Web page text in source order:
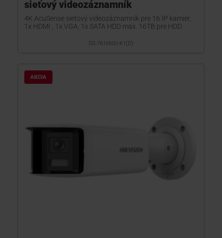
sieťový videozáznamník
4K AcuSense sieťový videozáznamník pre 16 IP kamier,
1x HDMI , 1x VGA, 1x SATA HDD max. 16TB pre HDD
DS-7616NXI-K1(D)
AKCIA